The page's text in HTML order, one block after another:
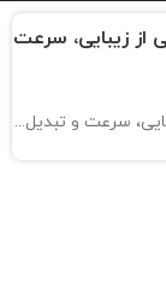
از زیبایی، سرعت
سرعت و تبدیل...